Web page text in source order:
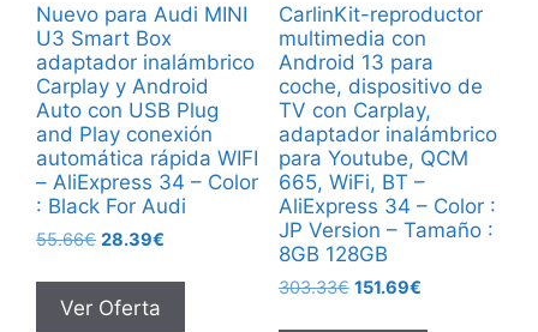
Nuevo para Audi MINI
U3 Smart Box
adaptador inalámbrico
Carplay y Android
Auto con USB Plug
and Play conexión
automática rápida WIFI
– AliExpress 34 – Color
: Black For Audi
55.66€ El
original
era:
28.39€
actual
Ver Oferta
CarlinKit-reproductor
multimedia con
Android 13 para
coche, dispositivo de
TV con Carplay,
adaptador inalámbrico
para Youtube, QCM
665, WiFi, BT –
AliExpress 34 – Color :
JP Version – Tamaño :
8GB 128GB
303.33€ El
151.69€El